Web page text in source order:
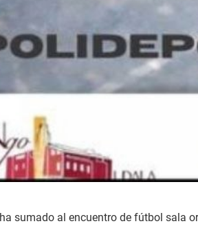
sumado al encuentro de fútbol sala